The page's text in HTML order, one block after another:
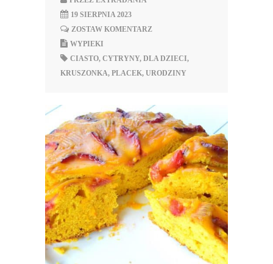
19 SIERPNIA 2023
ZOSTAW KOMENTARZ
WYPIEKI
CIASTO, CYTRYNY, DLA DZIECI,
KRUSZONKA, PLACEK, URODZINY